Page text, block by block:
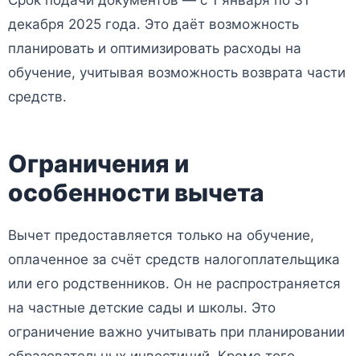
декабря 2025 года. Это даёт возможность
планировать и оптимизировать расходы на
обучение, учитывая возможность возврата части
средств.
Ограничения и
особенности вычета
Вычет предоставляется только на обучение,
оплаченное за счёт средств налогоплательщика
или его родственников. Он не распространяется
на частные детские сады и школы. Это
ограничение важно учитывать при планировании